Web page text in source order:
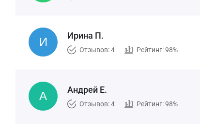
Ирина П.
Отзывов: 4 Рейтинг: 98%
Андрей Е.
Отзывов: 4 Рейтинг: 98%